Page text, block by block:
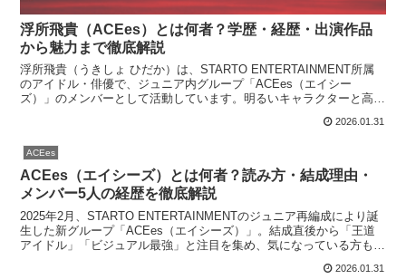
浮所飛貴（ACEes）とは何者？学歴・経歴・出演作品
から魅力まで徹底解説
浮所飛貴（うきしょ ひだか）は、STARTO ENTERTAINMENT所属
のアイドル・俳優で、ジュニア内グループ「ACEes（エイシー
ズ）」のメンバーとして活動しています。明るいキャラクターと高い
2026.01.31
ACEes
ACEes（エイシーズ）とは何者？読み方・結成理由・
メンバー5人の経歴を徹底解説
2025年2月、STARTO ENTERTAINMENTのジュニア再編成により誕
生した新グループ「ACEes（エイシーズ）」。結成直後から「王道
アイドル」「ビジュアル最強」と注目を集め、気になっている方も多
2026.01.31